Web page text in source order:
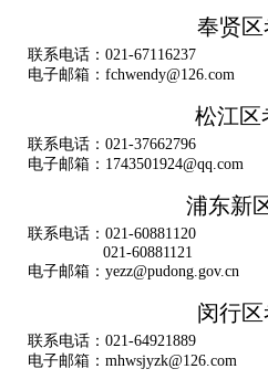
奉贤
联系电话：021-67116237
电子邮箱：fchwendy@126.com
松江区
联系电话：021-37662796
电子邮箱：1743501924@qq.com
浦东新
联系电话：021-60881120
021-60881121
电子邮箱：yezz@pudong.gov.cn
闵行
联系电话：021-64921889
电子邮箱：mhwsjyzk@126.com